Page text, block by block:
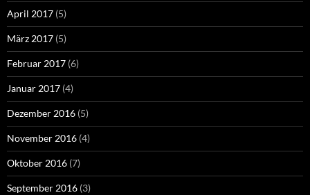
April 2017 (5)
März 2017 (5)
Februar 2017 (6)
Januar 2017 (4)
Dezember 2016 (5)
November 2016 (4)
Oktober 2016 (7)
September 2016 (3)